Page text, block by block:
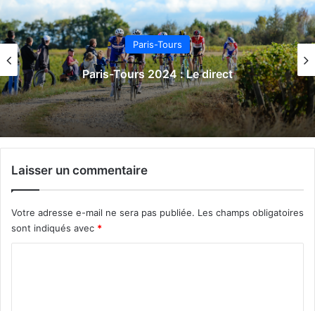
Paris-Tours
Paris-Tours 2022 : Le direct
Laisser un commentaire
Votre adresse e-mail ne sera pas publiée. Les champs obligatoires
sont indiqués avec *